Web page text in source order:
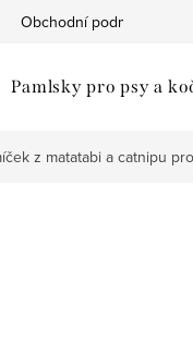
Obchodní podmínky
Pamlsky pro psy a
z matatabi a catnipu